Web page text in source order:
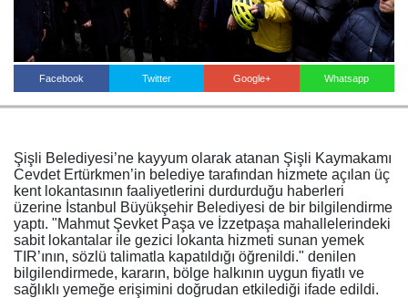
Facebook Twitter Google+ Whatsapp
Şişli Belediyesi’ne kayyum olarak atanan Şişli Kaymakamı
Cevdet Ertürkmen’in belediye tarafından hizmete açılan üç
kent lokantasının faaliyetlerini durdurduğu haberleri
üzerine İstanbul Büyükşehir Belediyesi de bir bilgilendirme
yaptı. "Mahmut Şevket Paşa ve İzzetpaşa mahallelerindeki
sabit lokantalar ile gezici lokanta hizmeti sunan yemek
TIR’ının, sözlü talimatla kapatıldığı öğrenildi." denilen
bilgilendirmede, kararın, bölge halkının uygun fiyatlı ve
sağlıklı yemeğe erişimini doğrudan etkilediği ifade edildi.
KÜNYE
İLETİŞİM
Haberin Doğru Adresi.